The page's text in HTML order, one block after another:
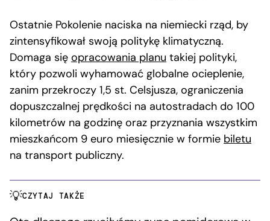
Ostatnie Pokolenie naciska na niemiecki rząd, by
zintensyfikował swoją politykę klimatyczną.
Domaga się opracowania planu takiej polityki,
który pozwoli wyhamować globalne ocieplenie,
zanim przekroczy 1,5 st. Celsjusza, ograniczenia
dopuszczalnej prędkości na autostradach do 100
kilometrów na godzinę oraz przyznania wszystkim
mieszkańcom 9 euro miesięcznie w formie biletu
na transport publiczny.
CZYTAJ TAKŻE